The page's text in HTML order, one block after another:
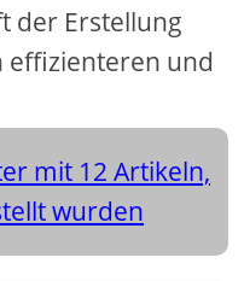
der Erstellung
effizienteren und
mit 12 Artikeln,
wurden